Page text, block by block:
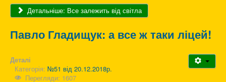
Детальніше: Все залежить від світла
Павло Гладищук: а все ж таки ліцей!
Деталі
Категорія: №51 від 20.12.2018р.
Перегляди: 1607